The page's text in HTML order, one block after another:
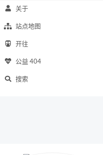
关于
站点地图
开往
公益 404
搜索